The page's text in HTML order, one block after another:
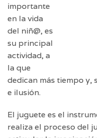
importante
en la vida
del niñ@, es
su principal
actividad, a
la que
dedican más tiempo y,
e ilusión.
El juguete es el
realiza el proceso del